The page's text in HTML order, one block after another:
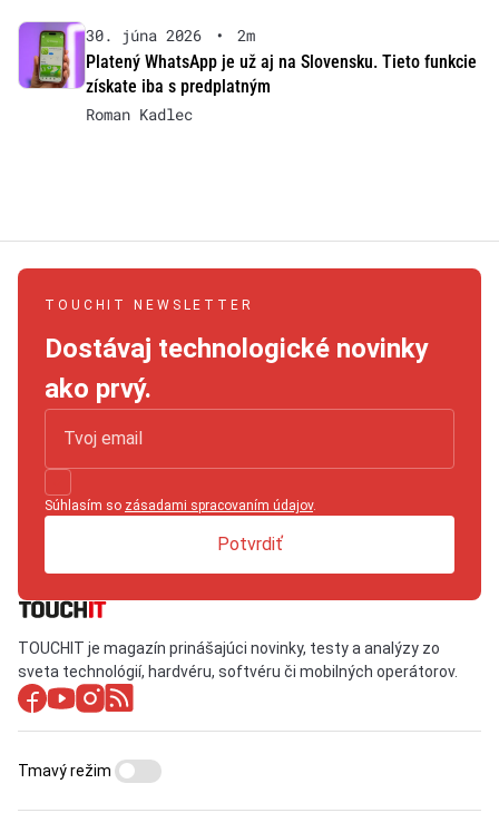
30. júna 2026 •
2m
Platený WhatsApp je už aj na Slovensku. Tieto funkcie
získate iba s predplatným
Roman Kadlec
TOUCHIT NEWSLETTER
Dostávaj technologické novinky
ako prvý.
Súhlasím so zásadami spracovaním údajov.
Potvrdiť
TOUCHIT je magazín prinášajúci novinky, testy a analýzy zo
sveta technológií, hardvéru, softvéru či mobilných operátorov.
Tmavý režim